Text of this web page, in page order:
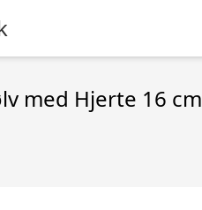
med Hjerte 16